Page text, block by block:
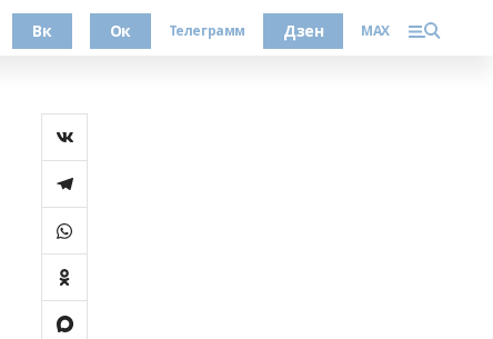
Вк Ок Телеграмм Дзен MAX